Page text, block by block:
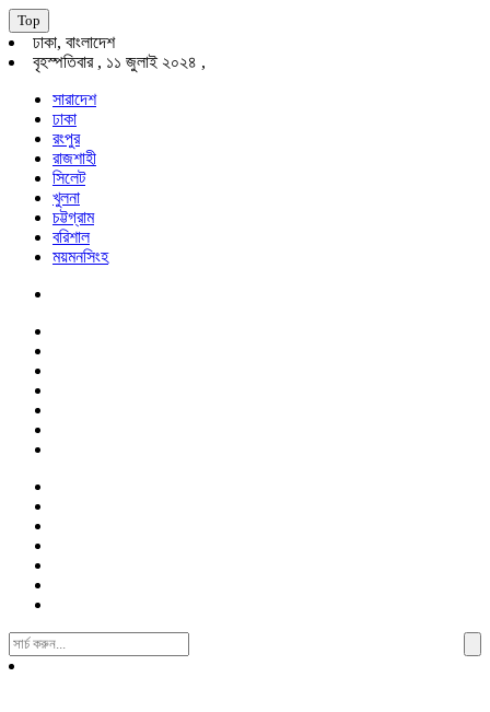
Top
ঢাকা, বাংলাদেশ
বৃহস্পতিবার , ১১ জুলাই ২০২৪ ,
সারাদেশ
ঢাকা
রংপুর
রাজশাহী
সিলেট
খুলনা
চট্টগ্রাম
বরিশাল
ময়মনসিংহ
Search
For: